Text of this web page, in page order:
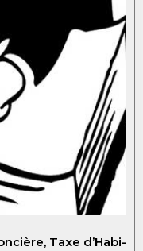
Taxe d’Habi-